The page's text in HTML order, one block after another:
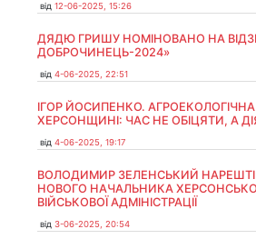
від 12-06-2025, 15:26
ДЯДЮ ГРИШУ НОМІНОВАНО НА
ДОБРОЧИНЕЦЬ-2024»
від 4-06-2025, 22:51
ІГОР ЙОСИПЕНКО.
ХЕРСОНЩИНІ: ЧАС НЕ ОБІЦЯТИ, А
від 4-06-2025, 19:17
ВОЛОДИМИР ЗЕЛЕНСЬКИЙ
НОВОГО НАЧАЛЬНИКА
ВІЙСЬКОВОЇ АДМІНІСТРАЦІЇ
від 3-06-2025, 20:54